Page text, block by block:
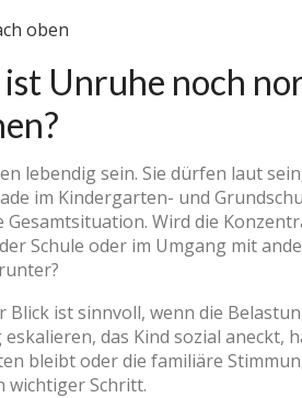
oben
Unruhe noch
lebendig sein. Sie dürfen laut
im Kindergarten- und
Gesamtsituation. Wird die
Schule oder im Umgang mit
Blick ist sinnvoll, wenn die
das Kind sozial
bleibt oder die familiäre
wichtiger Schritt.